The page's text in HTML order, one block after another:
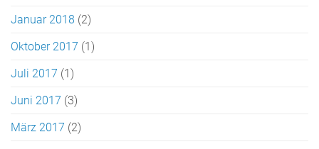
Januar 2018 (2)
Oktober 2017 (1)
Juli 2017 (1)
Juni 2017 (3)
März 2017 (2)